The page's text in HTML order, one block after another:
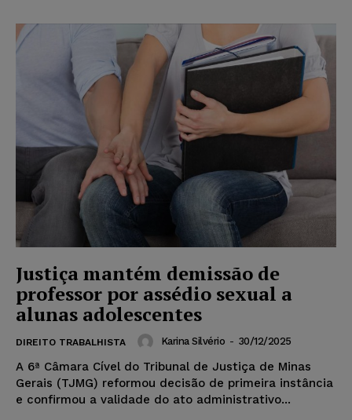
Justiça mantém demissão de
professor por assédio sexual a
alunas adolescentes
DIREITO TRABALHISTA Karina Silvério - 30/12/2025
A 6ª Câmara Cível do Tribunal de Justiça de Minas
Gerais (TJMG) reformou decisão de primeira instância
e confirmou a validade do ato administrativo...